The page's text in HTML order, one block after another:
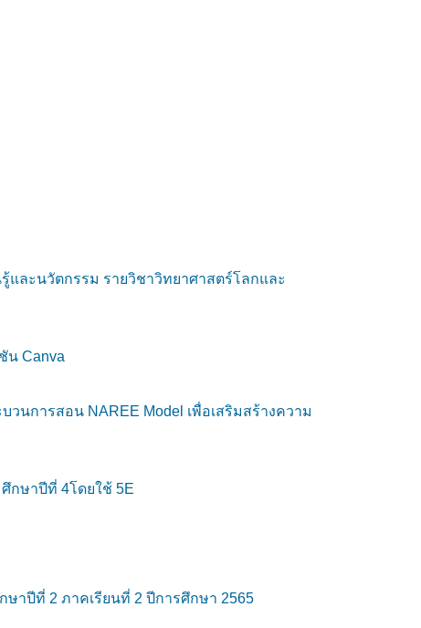
และนวัตกรรม รายวิชาวิทยาศาสตร์โลกและ
น Canva
นการสอน NAREE Model เพื่อเสริมสร้างความ
กษาปีที่ 4โดยใช้ 5E
าปีที่ 2 ภาคเรียนที่ 2 ปีการศึกษา 2565